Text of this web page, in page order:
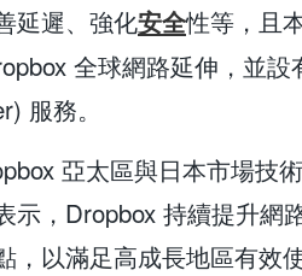
延遲、強化安全性等，且
全球網路延伸，並
服務。
亞太區與日本市場技
示，Dropbox 持續提升網
，以滿足高成長地區有效